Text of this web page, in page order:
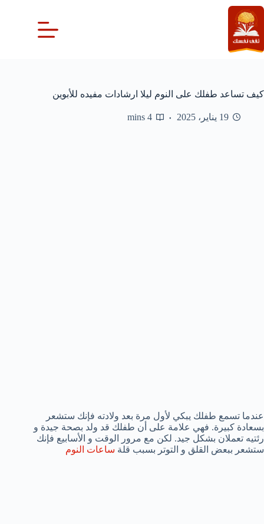
التجاوز
إلى
المحتوى
كيف تساعد طفلك على النوم ليلا ارشادات مفيده للأبوين
19 يناير، 2025 4 mins
عندما تسمع طفلك يبكي لأول مرة بعد ولادته فإنك ستشعر
بسعادة كبيرة. فهي علامة على أن طفلك قد ولد بصحة جيدة و
رئتيه تعملان بشكل جيد. لكن مع مرور الوقت و الأسابيع فإنك
ستشعر ببعض القلق و التوتر بسبب قلة ساعات النوم